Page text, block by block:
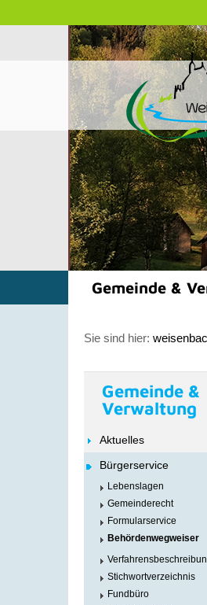
Gemeinde &
Sie sind hier:
Gemeinde &
Verwaltung
Aktuelles
Bürgerservice
Lebenslagen
Gemeinderecht
Formularservice
Behördenwegweiser
Stichwortverzeichnis
Fundbüro